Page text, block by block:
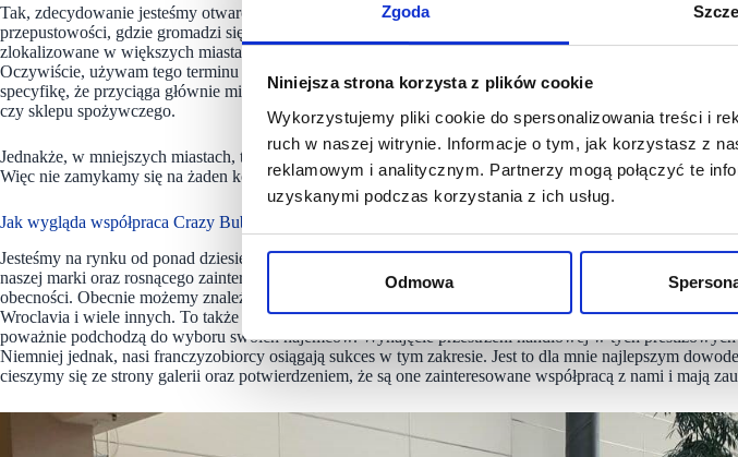
Zgoda
Niniejsza strona korzysta z plików cookie
Wykorzystujemy pliki cookie do spersonalizowania treści i
ruch w naszej witrynie. Informacje o tym, jak korzystasz z
reklamowym i analitycznym. Partnerzy mogą połączyć te
uzyskanymi podczas korzystania z ich usług.
Odmowa
Tak, zdecydowanie jesteśmy otwarci na tego typu projekty. Jednak w naszym przypadku muszą to być
przepustowości, gdzie gromadzi się dużo ludzi. Nie wszystkie retail parki spełniają te wymagania. Często
zlokalizowane w większych miastach, gdzie dla nas nie ma to sensu, ponieważ mają one charakter
Oczywiście, używam tego terminu z przymrużeniem oka, bo wiemy, że tam jest wiele sklepów i szeroka
specyfikę, że przyciąga głównie mieszkańców danej okolicy, którzy przyjeżdżają na krótkie zakupy, np. do
czy sklepu spożywczego.
Jednakże, w mniejszych miastach, takich jak Łomża, lokalizacja w tego rodzaju retail parku sprawdza się
Więc nie zamykamy się na żaden konkretny typ lokalizacji i jesteśmy elastyczni w tym względzie.
Jak wygląda współpraca Crazy Bubble z galeriami handlowymi? Jesteście pożądanym najemcą?
Jesteśmy na rynku od ponad dziesięciu lat i zauważamy, że jesteśmy bardzo pożądanym najemcą. Wynika
naszej marki oraz rosnącego zainteresowania naszym produktem. W rezultacie, galerie handlowe często
obecności. Obecnie możemy znaleźć się zarówno w mniejszych galeriach, jak i w największych, takich jak
Wroclavia i wiele innych. To także pokazuje skalę naszej działalności. Warto podkreślić, że dyrekcje i
poważnie podchodzą do wyboru swoich najemców. Wynajęcie przestrzeni handlowej w tych prestiżowych
Niemniej jednak, nasi franczyzobiorcy osiągają sukces w tym zakresie. Jest to dla mnie najlepszym
cieszymy się ze strony galerii oraz potwierdzeniem, że są one zainteresowane współpracą z nami i mają